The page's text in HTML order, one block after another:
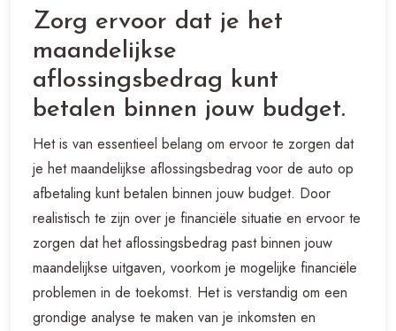
Zorg ervoor dat je het
maandelijkse
aflossingsbedrag kunt
betalen binnen jouw budget.
Het is van essentieel belang om ervoor te zorgen dat
je het maandelijkse aflossingsbedrag voor de auto op
afbetaling kunt betalen binnen jouw budget. Door
realistisch te zijn over je financiële situatie en ervoor te
zorgen dat het aflossingsbedrag past binnen jouw
maandelijkse uitgaven, voorkom je mogelijke financiële
problemen in de toekomst. Het is verstandig om een
grondige analyse te maken van je inkomsten en